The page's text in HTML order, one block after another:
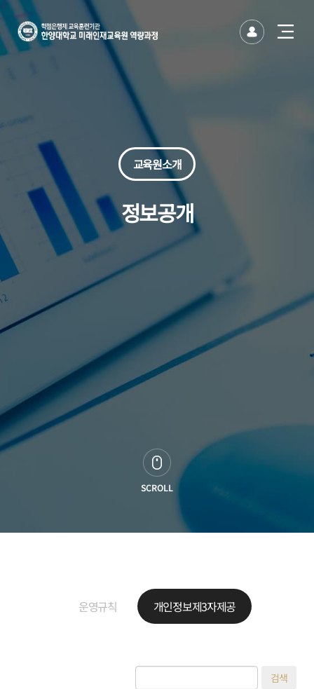
한양대
미래인재교육원
한양대학교
미래인재교육원
토글
버튼
열기
교육원소개
정보공개
SCROLL
운영규칙 개인정보제3자제공
검색